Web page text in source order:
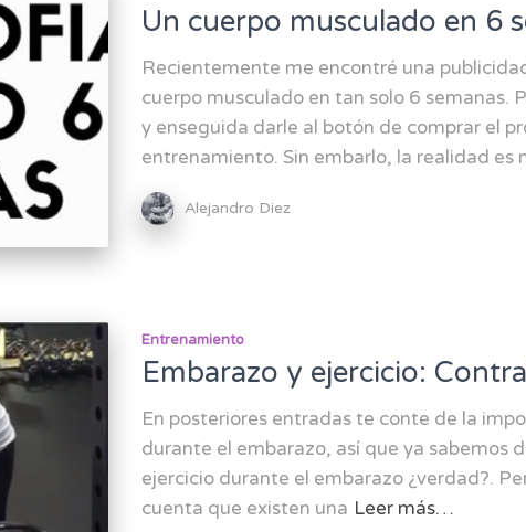
Un cuerpo musculado en 6
Recientemente me encontré una
cuerpo musculado en tan solo 6 semanas.
y enseguida darle al botón de comprar el
entrenamiento. Sin embarlo, la realidad es
Alejandro Diez
Entrenamiento
Embarazo y ejercicio:
En posteriores entradas te conte de la
durante el embarazo, así que ya sabemos
ejercicio durante el embarazo ¿verdad?.
cuenta que existen una Leer más…